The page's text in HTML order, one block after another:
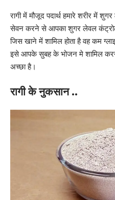
रागी में मौजूद पदार्थ हमारे शरीर में
सेवन करने से आपका शुगर लेवल
जिस खाने में शामिल होता है वह कम
इसे आपके सुबह के भोजन मे शामिल
अच्छा है।
रागी के नुकसान ..